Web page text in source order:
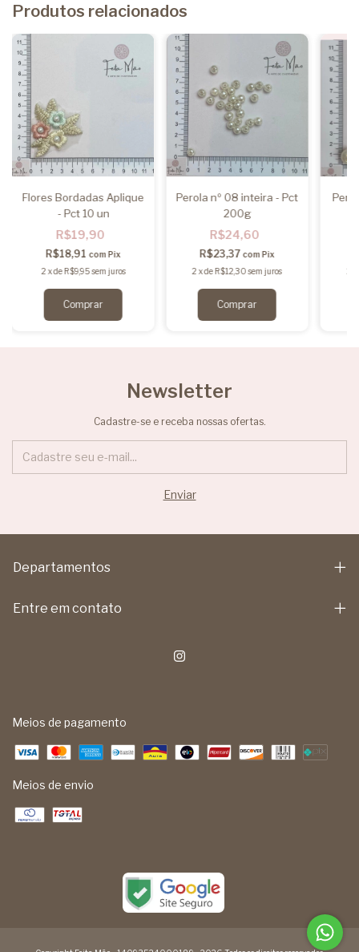
Produtos relacionados
Flores Bordadas Aplique
- Pct 10 un
R$19,90
R$18,91 com Pix
2 xdeR$9,95sem juros
Perola nº 08 inteira - Pct
200g
R$24,60
R$23,37com Pix
2 xdeR$12,30 sem juros 2
Newsletter
Cadastre-se e receba nossas ofertas.
Departamentos
Entre em contato
Meios de pagamento
Meios de envio